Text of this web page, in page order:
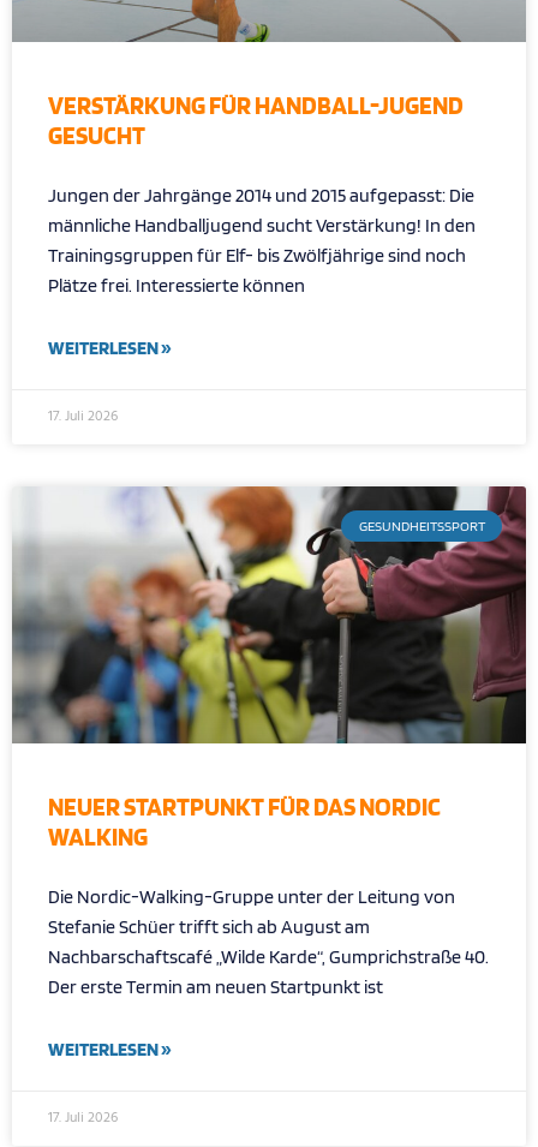
VERSTÄRKUNG FÜR HANDBALL-JUGEND
GESUCHT
Jungen der Jahrgänge 2014 und 2015 aufgepasst: Die
männliche Handballjugend sucht Verstärkung! In den
Trainingsgruppen für Elf- bis Zwölfjährige sind noch
Plätze frei. Interessierte können
WEITERLESEN »
17. Juli 2026
GESUNDHEITSSPORT
NEUER STARTPUNKT FÜR DAS NORDIC
WALKING
Die Nordic-Walking-Gruppe unter der Leitung von
Stefanie Schüer trifft sich ab August am
Nachbarschaftscafé „Wilde Karde“, Gumprichstraße 40.
Der erste Termin am neuen Startpunkt ist
WEITERLESEN »
17. Juli 2026